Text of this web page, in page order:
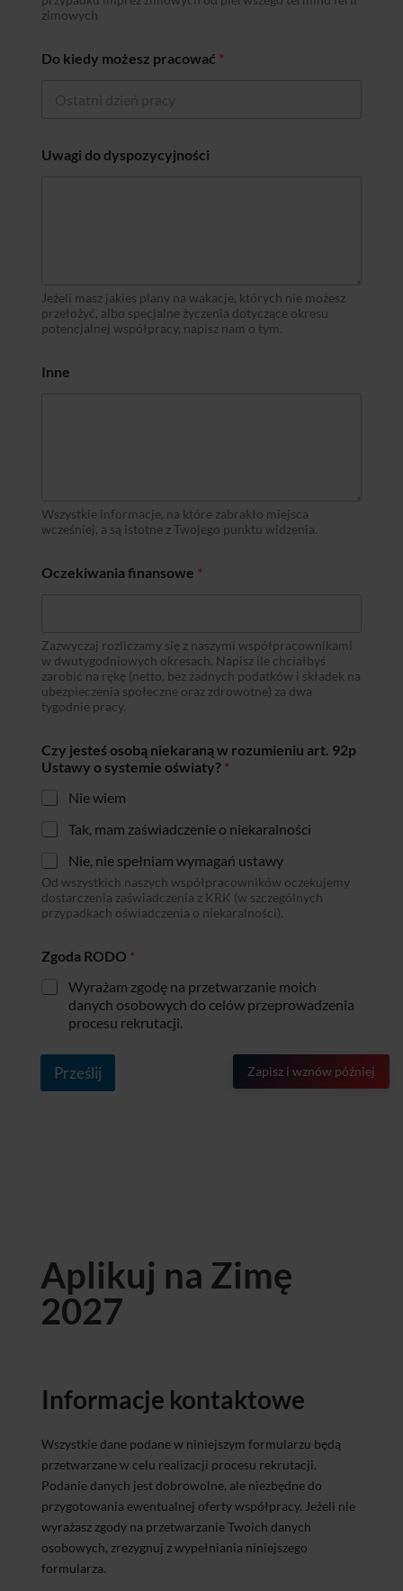
zimowych
Do kiedy możesz pracować *
Uwagi do dyspozycyjności
Jeżeli masz jakies plany na wakacje, których nie możesz
przełożyć, albo specjalne życzenia dotyczące okresu
potencjalnej współpracy, napisz nam o tym.
Inne
Wszystkie informacje, na które zabrakło miejsca
wcześniej, a są istotne z Twojego punktu widzenia.
Oczekiwania finansowe *
Zazwyczaj rozliczamy się z naszymi współpracownikami
w dwutygodniowych okresach. Napisz ile chciałbyś
zarobić na rękę (netto, bez żadnych podatków i składek na
ubezpieczenia społeczne oraz zdrowotne) za dwa
tygodnie pracy.
Czy jesteś osobą niekaraną w rozumieniu art. 92p
Ustawy o systemie oświaty? *
Nie wiem
Tak, mam zaświadczenie o niekaralności
Nie, nie spełniam wymagań ustawy
Od wszystkich naszych współpracowników oczekujemy
dostarczenia zaświadczenia z KRK (w szczególnych
przypadkach oświadczenia o niekaralności).
Zgoda RODO *
Wyrażam zgodę na przetwarzanie moich
danych osobowych do celów przeprowadzenia
procesu rekrutacji.
Prześlij Zapisz i wznów później
Aplikuj na Zimę
2027
Informacje kontaktowe
Wszystkie dane podane w niniejszym formularzu będą
przetwarzane w celu realizacji procesu rekrutacji.
Podanie danych jest dobrowolne, ale niezbędne do
przygotowania ewentualnej oferty współpracy. Jeżeli nie
wyrażasz zgody na przetwarzanie Twoich danych
osobowych, zrezygnuj z wypełniania niniejszego
formularza.